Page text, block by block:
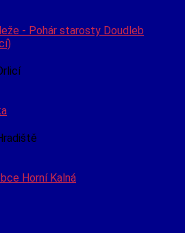
- Pohár starosty Doudleb
Horní Kalná